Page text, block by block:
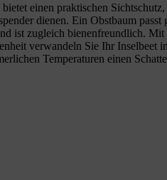
einen praktischen
dienen. Ein Obstbaum passt
ist zugleich bienenfreundlich.
verwandeln Sie Ihr Inselbeet
Temperaturen einen